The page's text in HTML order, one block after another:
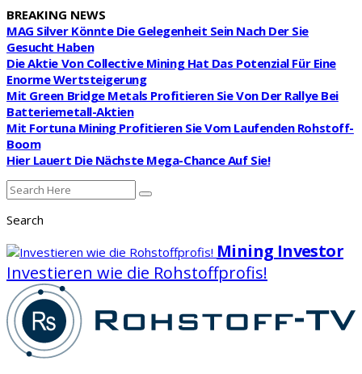
BREAKING NEWS
MAG Silver Könnte Die Gelegenheit Sein Nach Der Sie
Gesucht Haben
Die Aktie Von Collective Mining Hat Das Potenzial Für Eine
Enorme Wertsteigerung
Mit Green Bridge Metals Profitieren Sie Von Der Rallye Bei
Batteriemetall-Aktien
Mit Fortuna Mining Profitieren Sie Vom Laufenden Rohstoff-
Boom
Hier Lauert Die Nächste Mega-Chance Auf Sie!
Search
Mining Investor
Investieren wie die Rohstoffprofis!